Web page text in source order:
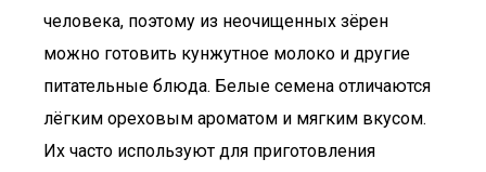
человека, поэтому из неочищенных зёрен
можно готовить кунжутное молоко и другие
питательные блюда. Белые семена отличаются
лёгким ореховым ароматом и мягким вкусом.
Их часто используют для приготовления